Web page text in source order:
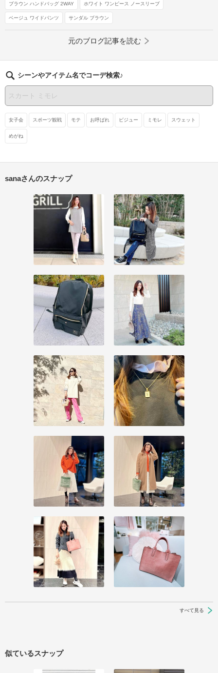
ブラウン ハンドバッグ 2WAY ホワイト ワンピース ノースリーブ
ベージュ ワイドパンツ サンダル ブラウン
元のブログ記事を読む
シーンやアイテム名でコーデ検索♪
女子会 スポーツ観戦 モテ お呼ばれ ビジュー ミモレ スウェット
めがね
sanaさんのスナップ
すべて見る
似ているスナップ